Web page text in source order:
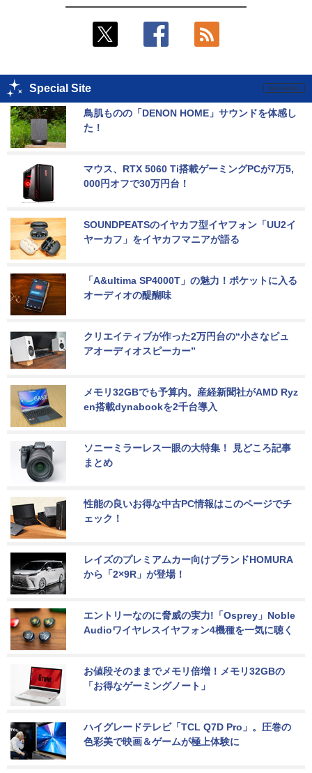
Special Site
鳥肌ものの「DENON HOME」サウンドを体感し
た！
マウス、RTX 5060 Ti搭載ゲーミングPCが7万5,
000円オフで30万円台！
SOUNDPEATSのイヤカフ型イヤフォン「UU2イ
ヤーカフ」をイヤカフマニアが語る
「A&ultima SP4000T」の魅力！ポケットに入る
オーディオの醍醐味
クリエイティブが作った2万円台の“小さなピュ
アオーディオスピーカー”
メモリ32GBでも予算内。産経新聞社がAMD Ryz
en搭載dynabookを2千台導入
ソニーミラーレス一眼の大特集！ 見どころ記事
まとめ
性能の良いお得な中古PC情報はこのページでチ
ェック！
レイズのプレミアムカー向けブランドHOMURA
から「2×9R」が登場！
エントリーなのに脅威の実力!「Osprey」Noble
Audioワイヤレスイヤフォン4機種を一気に聴く
お値段そのままでメモリ倍増！メモリ32GBの
「お得なゲーミングノート」
ハイグレードテレビ「TCL Q7D Pro」。圧巻の
色彩美で映画＆ゲームが極上体験に